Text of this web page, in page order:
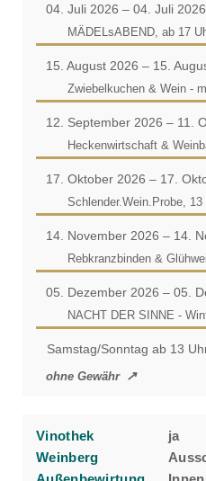
04. Juli 2026 – 04. Juli 2026
MÄDELsABEND, ab 17
15. August 2026 – 15.
Zwiebelkuchen & Wein -
12. September 2026 – 11.
Heckenwirtschaft &
17. Oktober 2026 – 17.
Schlender.Wein.Probe, 13
14. November 2026 – 14.
Rebkranzbinden &
05. Dezember 2026 – 05.
NACHT DER SINNE -
Samstag/Sonntag ab 13
ohne Gewähr
Vinothek
ja
Weinberg